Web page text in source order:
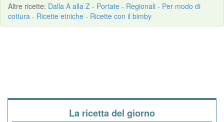
Altre ricette: Dalla A alla Z - Portate - Regionali - Per modo di
cottura - Ricette etniche - Ricette con il bimby
La ricetta del giorno